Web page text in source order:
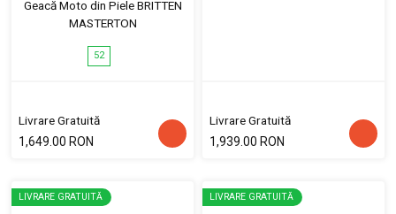
Geacă Moto din Piele BRITTEN
MASTERTON
52
Livrare Gratuită
1,649.00 RON
Livrare Gratuită
1,939.00 RON
LIVRARE GRATUITĂ LIVRARE GRATUITĂ